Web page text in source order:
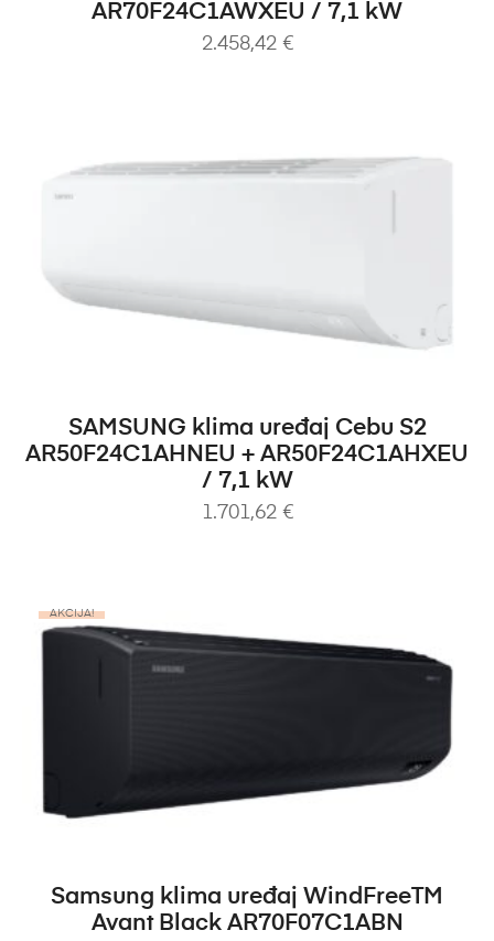
AR70F24C1AWXEU / 7,1 kW
2.458,42 €
DODAJ U KOŠARICU
SAMSUNG klima uređaj Cebu S2
AR50F24C1AHNEU + AR50F24C1AHXEU
/ 7,1 kW
1.701,62 €
AKCIJA!
DODAJ U KOŠARICU
Samsung klima uređaj WindFreeTM
Avant Black AR70F07C1ABN